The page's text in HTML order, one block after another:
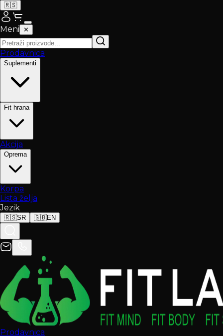
🇷🇸
Meni ✕
Prodavnica
Suplementi
Fit hrana
Akcija
Oprema
Korpa
Lista želja
Jezik
🇷🇸SR 🇬🇧EN
Prodavnica